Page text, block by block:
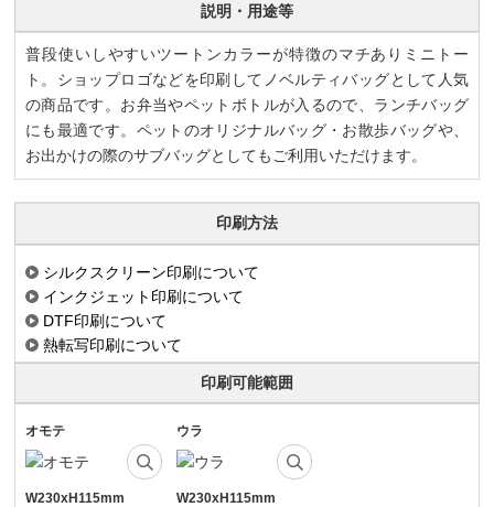
説明・用途等
普段使いしやすいツートンカラーが特徴のマチありミニトー
ト。ショップロゴなどを印刷してノベルティバッグとして人気
の商品です。お弁当やペットボトルが入るので、ランチバッグ
にも最適です。ペットのオリジナルバッグ・お散歩バッグや、
お出かけの際のサブバッグとしてもご利用いただけます。
印刷方法
シルクスクリーン印刷について
インクジェット印刷について
DTF印刷について
熱転写印刷について
印刷可能範囲
オモテ
W230xH115mm
ウラ
W230xH115mm